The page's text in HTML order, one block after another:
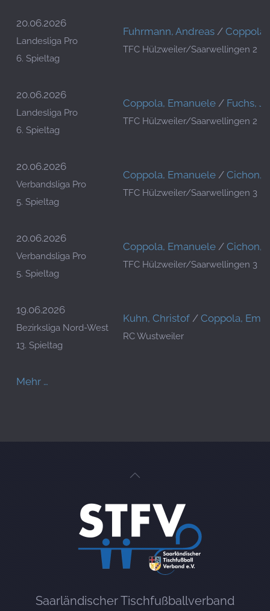
20.06.2026
Landesliga Pro
6. Spieltag
Fuhrmann, Andreas /
TFC Hülzweiler/Saarwellingen 2
20.06.2026
Landesliga Pro
6. Spieltag
Coppola, Emanuele / Fuchs,
TFC Hülzweiler/Saarwellingen 2
20.06.2026
Verbandsliga Pro
5. Spieltag
Coppola, Emanuele / Cichon,
TFC Hülzweiler/Saarwellingen 3
20.06.2026
Verbandsliga Pro
5. Spieltag
Coppola, Emanuele / Cichon,
TFC Hülzweiler/Saarwellingen 3
19.06.2026
Bezirksliga Nord-West
13. Spieltag
Kuhn, Christof / Coppola,
RC Wustweiler
Mehr …
Saarländischer Tischfußballverband